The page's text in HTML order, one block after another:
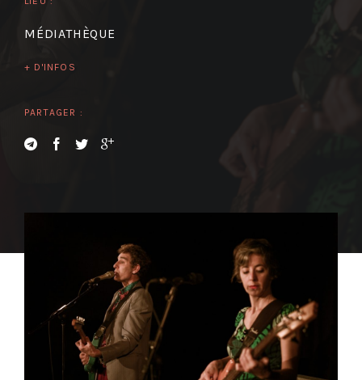
MÉDIATHÈQUE
+ D'INFOS
PARTAGER :